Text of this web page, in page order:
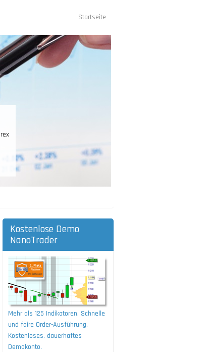
Startseite
Kostenlose Demo
NanoTrader
Mehr als 125 Indikatoren. Schnelle
und faire Order-Ausführung.
Kostenloses, dauerhaftes
Demokonto.